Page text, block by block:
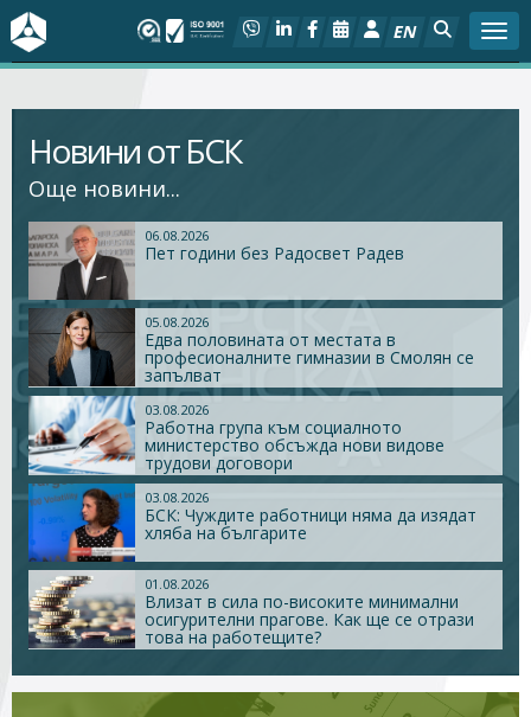
EN
На фокус
Актуално
Социален диалог
Дейности
Арбитражен съд
Проекти
Членове
Стани член
Абонирайте се!
Новини от БСК
Още новини...
06.08.2026
Пет години без Радосвет Радев
05.08.2026
Едва половината от местата в
професионалните гимназии в Смолян се
запълват
03.08.2026
Работна група към социалното
министерство обсъжда нови видове
трудови договори
03.08.2026
БСК: Чуждите работници няма да изядат
хляба на българите
01.08.2026
Влизат в сила по-високите минимални
осигурителни прагове. Как ще се отрази
това на работещите?